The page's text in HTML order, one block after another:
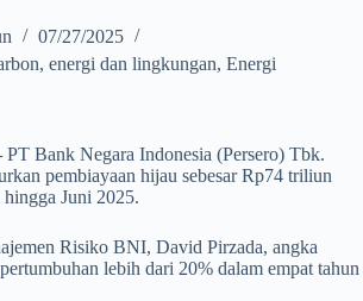
07/27/2025
, energi dan lingkungan, Energi
PT Bank Negara Indonesia (Persero) Tbk.
pembiayaan hijau sebesar Rp74 triliun
hingga Juni 2025.
Risiko BNI, David Pirzada, angka
lebih dari 20% dalam empat tahun